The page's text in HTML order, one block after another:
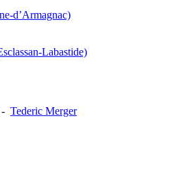
d’Armagnac)
Labastide)
- Tederic Merger